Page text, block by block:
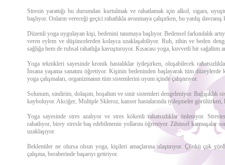
Stresin yarattığı bu durumdan kurtulmak ve rahatlamak için alkol, sigara,
başlıyor. Onların vereceği geçici rahatlıkla avunmaya çalışırken, bu yanlış
Düzenli yoga uygulayan kişi, bedenini tanımaya başlıyor. Bedensel farkındalık
veren eylem ve düşüncelerden kolayca uzaklaşabiliyor. Ruh, zihin ve beden
sağlığa hem de ruhsal rahatlığa kavuşturuyor. Kısacası yoga, kuvvetli bir sağaltım
Yoga teknikleri sayesinde kronik hastalıklar iyileşirken, oluşabilecek
İnsana yaşama sanatını öğretiyor. Kişinin bedeninden başlayarak tüm
yoga çalışmaları, organizmanın tüm sistemlerini uyum içinde çalıştırıyor.
Solunum, sindirim, dolaşım, boşaltım ve sinir sistemleri dengeleniyor. Bağışıklık
kayboluyor. Akciğer, Multiple Skleroz, kanser hastalarında iyileşmeler görülürken,
Yoga sayesinde stres azalıyor ve stres kökenli rahatsızlıklar önleniyor.
rahatlıyor, birey stresle baş edebilmenin yollarını öğreniyor. Zihinsel karmaşalar
uzaklaşıyor.
Beklentiler ne olursa olsun yoga, kişileri amaçlarına ulaştırıyor. Çünkü çok
çalışma, beraberinde başarıyı getiriyor.